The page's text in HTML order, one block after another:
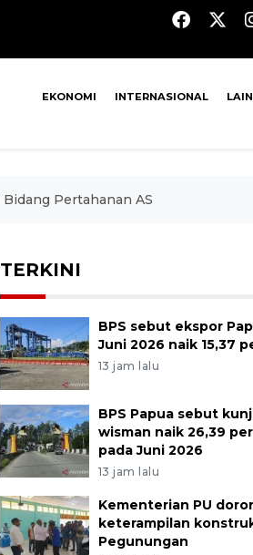
EKONOMI INTERNASIONAL
Pertahanan AS
TERKINI
BPS sebut ekspor
Juni 2026 naik 15,37
13 jam lalu
BPS Papua sebut
wisman naik 26,39
pada Juni 2026
13 jam lalu
Kementerian PU
keterampilan
Pegunungan